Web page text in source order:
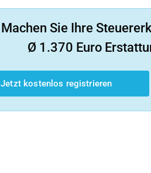
Machen Sie Ihre
Ø 1.370 Euro
Jetzt kostenlos registrieren